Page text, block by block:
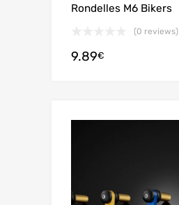
Rondelles M6 Bikers
(0 reviews)
9.89€